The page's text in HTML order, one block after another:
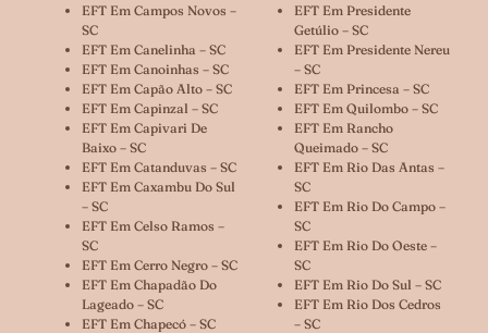
EFT Em Campos Novos –
SC
EFT Em Canelinha – SC
EFT Em Canoinhas – SC
EFT Em Capão Alto – SC
EFT Em Capinzal – SC
EFT Em Capivari De
Baixo – SC
EFT Em Catanduvas – SC
EFT Em Caxambu Do Sul
– SC
EFT Em Celso Ramos –
SC
EFT Em Cerro Negro – SC
EFT Em Chapadão Do
Lageado – SC
EFT Em Chapecó – SC
EFT Em Presidente
Getúlio – SC
EFT Em Presidente Nereu
– SC
EFT Em Princesa – SC
EFT Em Quilombo – SC
EFT Em Rancho
Queimado – SC
EFT Em Rio Das Antas –
SC
EFT Em Rio Do Campo –
SC
EFT Em Rio Do Oeste –
SC
EFT Em Rio Do Sul – SC
EFT Em Rio Dos Cedros
– SC